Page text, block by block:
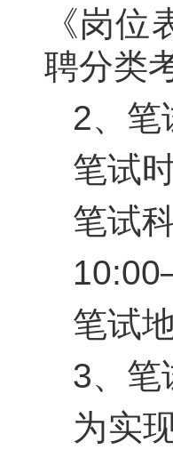
《岗位
聘分类
2、笔
笔试
笔试
10:
笔试
3、笔
为实